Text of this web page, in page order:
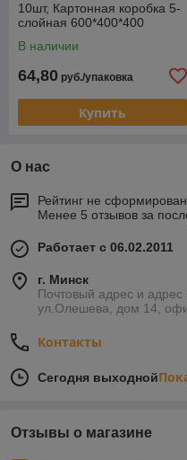
10шт, Картонная коробка 5-
слойная 600*400*400
В наличии
64,80 руб./упаковка
Купить
О нас
Рейтинг не сформирован
Менее 5 отзывов за
Работает с 06.02.2011
г. Минск
Почтовый адрес и
ул.Олешева, дом 14,
Контакты
Сегодня выходной
Отзывы о магазине